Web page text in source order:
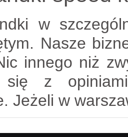
w
Nasze
innego niż
się z
Jeżeli w